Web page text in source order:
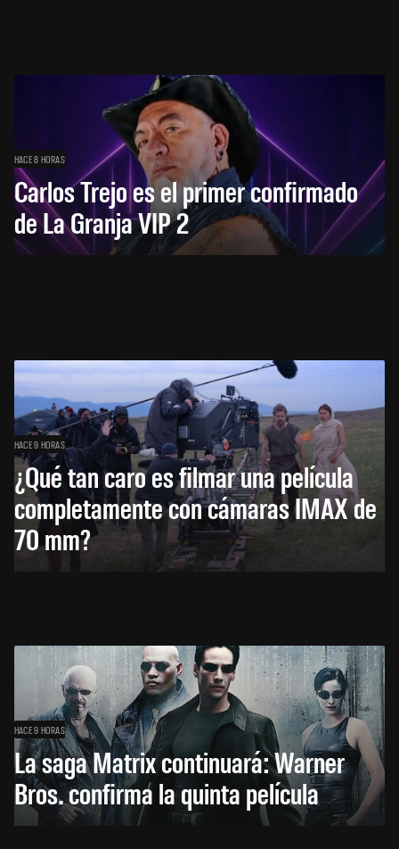
HACE 8 HORAS
Carlos Trejo es el primer confirmado
de La Granja VIP 2
HACE 9 HORAS
¿Qué tan caro es filmar una película
completamente con cámaras IMAX de
70 mm?
HACE 9 HORAS
La saga Matrix continuará: Warner
Bros. confirma la quinta película